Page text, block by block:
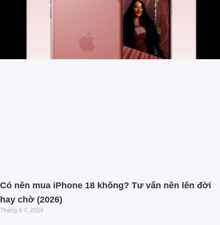
Có nên mua iPhone 18 không? Tư vấn nên lên đời
hay chờ (2026)
Tháng 8 7, 2026